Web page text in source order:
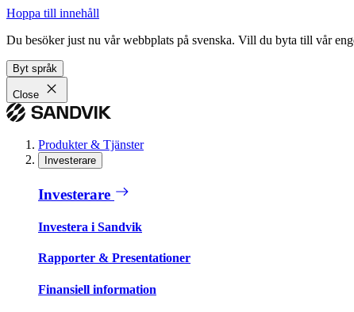
Hoppa till innehåll
Du besöker just nu vår webbplats på svenska. Vill du byta till vår
Byt språk
Close
Produkter & Tjänster
Investerare
Investerare
Investera i Sandvik
Rapporter & Presentationer
Finansiell information